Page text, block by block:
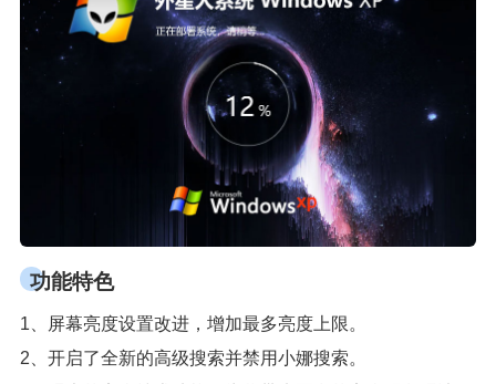
功能特色
1、屏幕亮度设置改进，增加最多亮度上限。
2、开启了全新的高级搜索并禁用小娜搜索。